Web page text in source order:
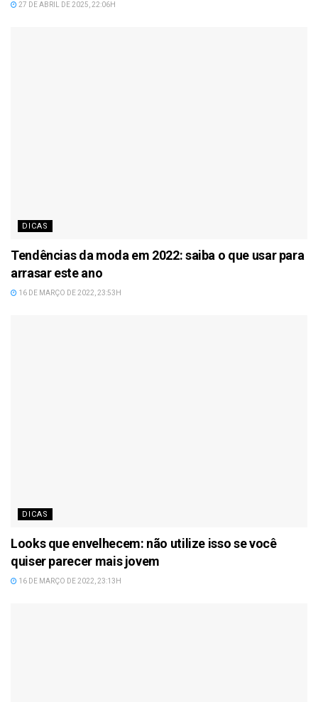
27 DE ABRIL DE 2025, 22:06H
DICAS
Tendências da moda em 2022: saiba o que usar para
arrasar este ano
16 DE MARÇO DE 2022, 23:53H
DICAS
Looks que envelhecem: não utilize isso se você
quiser parecer mais jovem
16 DE MARÇO DE 2022, 23:13H